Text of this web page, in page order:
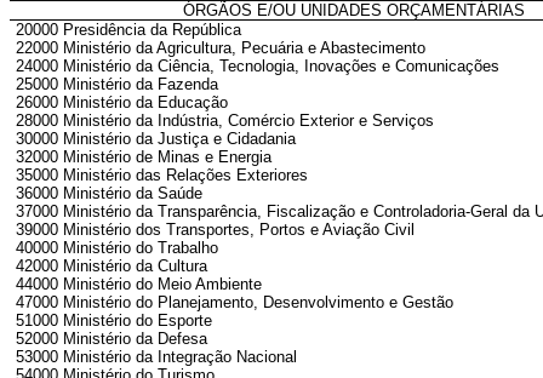
ÓRGÃOS E/OU UNIDADES ORÇAMENTÁRIAS
20000 Presidência da República
22000 Ministério da Agricultura, Pecuária e Abastecimento
24000 Ministério da Ciência, Tecnologia, Inovações e Comunicações
25000 Ministério da Fazenda
26000 Ministério da Educação
28000 Ministério da Indústria, Comércio Exterior e Serviços
30000 Ministério da Justiça e Cidadania
32000 Ministério de Minas e Energia
35000 Ministério das Relações Exteriores
36000 Ministério da Saúde
37000 Ministério da Transparência, Fiscalização e Controladoria-Geral da
39000 Ministério dos Transportes, Portos e Aviação Civil
40000 Ministério do Trabalho
42000 Ministério da Cultura
44000 Ministério do Meio Ambiente
47000 Ministério do Planejamento, Desenvolvimento e Gestão
51000 Ministério do Esporte
52000 Ministério da Defesa
53000 Ministério da Integração Nacional